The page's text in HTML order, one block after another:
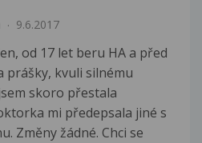
9.6.2017
od 17 let beru HA a před
prášky, kvuli silnému
skoro přestala
mi předepsala jiné s
Změny žádné. Chci se